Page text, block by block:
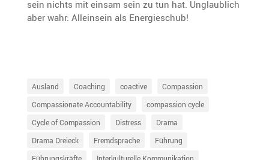
sein nichts mit einsam sein zu tun hat. Unglaub­lich
aber wahr: Allein­sein als Energieschub!
Ausland Coaching coactive
Compassion
Compassionate Accountability
compassion cycle
Cycle of Compassion
Distress
Drama
Drama Dreieck
Fremdsprache
Führung
Führungskräfte
Interkulturelle Kommunikation